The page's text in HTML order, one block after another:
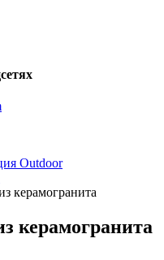
Outdoor
керамогранита
керамогранита